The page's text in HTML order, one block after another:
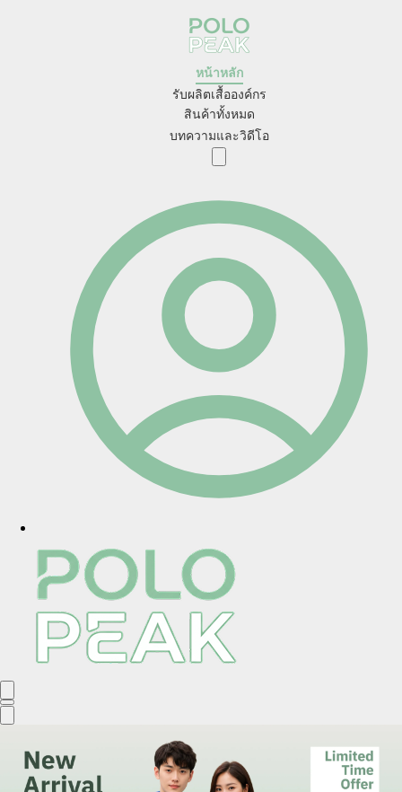
หน้าหลัก
รับผลิตเสื้อองค์กร
สินค้าทั้งหมด
บทความและวิดีโอ